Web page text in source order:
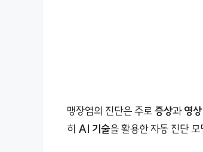
맹장염의 진단은 주로증상과영
히 AI 기술을 활용한 자동 진단